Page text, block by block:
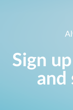
Sign
and